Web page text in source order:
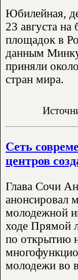
Юбилейная,
23 августа
площадок в
данным
приняли
стран мира.
Сеть
центров
Глава Сочи
анонсировал
молодежной
ходе Прямой
по открытию
молодежи во